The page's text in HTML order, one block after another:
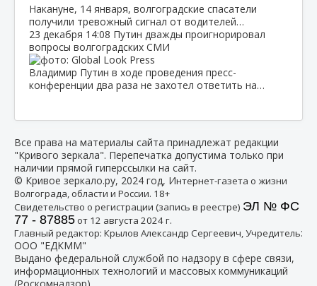
Накануне, 14 января, волгоградские спасатели
получили тревожный сигнал от водителей…
23 декабря 14:08 Путин дважды проигнорировал
вопросы волгоградских СМИ
Владимир Путин в ходе проведения пресс-
конференции два раза не захотел ответить на…
Все права на материалы сайта принадлежат редакции
"Кривого зеркала". Перепечатка допустима только при
наличии прямой гиперссылки на сайт.
© Кривое зеркало.ру, 2024 год, Интернет-газета о жизни
Волгограда, области и России. 18+
Свидетельство о регистрации (запись в реестре) ЭЛ № ФС
77 - 87885от 12 августа 2024 г.
Главный редактор: Крылов Александр Сергеевич, Учредитель:
ООО "ЕДКММ"
Выдано федеральной службой по надзору в сфере связи,
информационных технологий и массовых коммуникаций